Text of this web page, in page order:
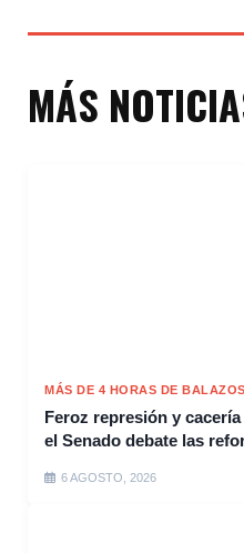
MÁS
MÁS DE 4 HORAS DE
Feroz represión y
el Senado debate las
6 AGOSTO, 2026